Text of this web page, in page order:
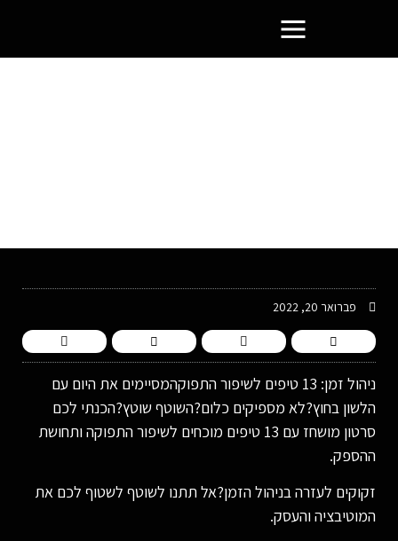
פברואר 20, 2022
ניהול זמן: 13 טיפים לשיפור התפוקהמסיימים את היום עם
הלשון בחוץ?לא מספיקים כלום?השוטף שוטץ?הכנתי לכם
סרטון מושחז עם 13 טיפים מוכחים לשיפור התפוקה ותחושת
ההספק.
זקוקים לעזרה בניהול הזמן?אל תתנו לשוטף לשטוף לכם את
המוטיבציה והעסק.